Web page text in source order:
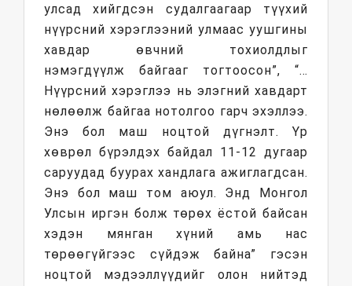
улсад хийгдсэн судалгаагаар түүхий
нүүрсний хэрэглээний улмаас уушгины
хавдар өвчний тохиолдлыг
нэмэгдүүлж байгааг тогтоосон”, “…
Нүүрсний хэрэглээ нь элэгний хавдарт
нөлөөлж байгаа нотолгоо гарч эхэллээ.
Энэ бол маш ноцтой дүгнэлт. Үр
хөврөл бүрэлдэх байдал 11-12 дугаар
саруудад буурах хандлага ажиглагдсан.
Энэ бол маш том аюул. Энд Монгол
Улсын иргэн болж төрөх ёстой байсан
хэдэн мянган хүний амь нас
төрөөгүйгээс сүйдэж байна” гэсэн
ноцтой мэдээллүүдийг олон нийтэд